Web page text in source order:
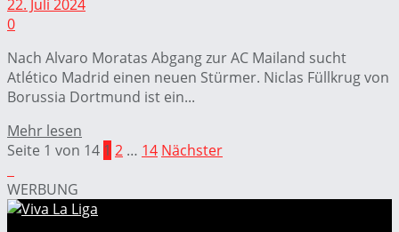
22. Juli 2024
0
Nach Alvaro Moratas Abgang zur AC Mailand sucht
Atlético Madrid einen neuen Stürmer. Niclas Füllkrug von
Borussia Dortmund ist ein...
Mehr lesen
Seite 1 von 14 1 2 … 14 Nächster
WERBUNG